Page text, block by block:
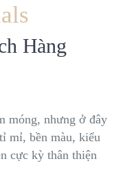
Hàng
móng, nhưng ở đây
mỉ, bền màu, kiểu
cực kỳ thân thiện